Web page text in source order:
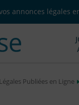
annonces légales
Publiées en Ligne